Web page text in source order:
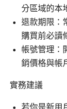
分區域的本
退款期限：
購買前必讀
帳號管理：
銷價格與帳
實務建議
若你是新用